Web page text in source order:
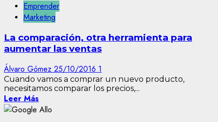
Emprender
Marketing
La comparación, otra herramienta para
aumentar las ventas
Álvaro Gómez 25/10/2016 1
Cuando vamos a comprar un nuevo producto,
necesitamos comparar los precios,...
Leer Más